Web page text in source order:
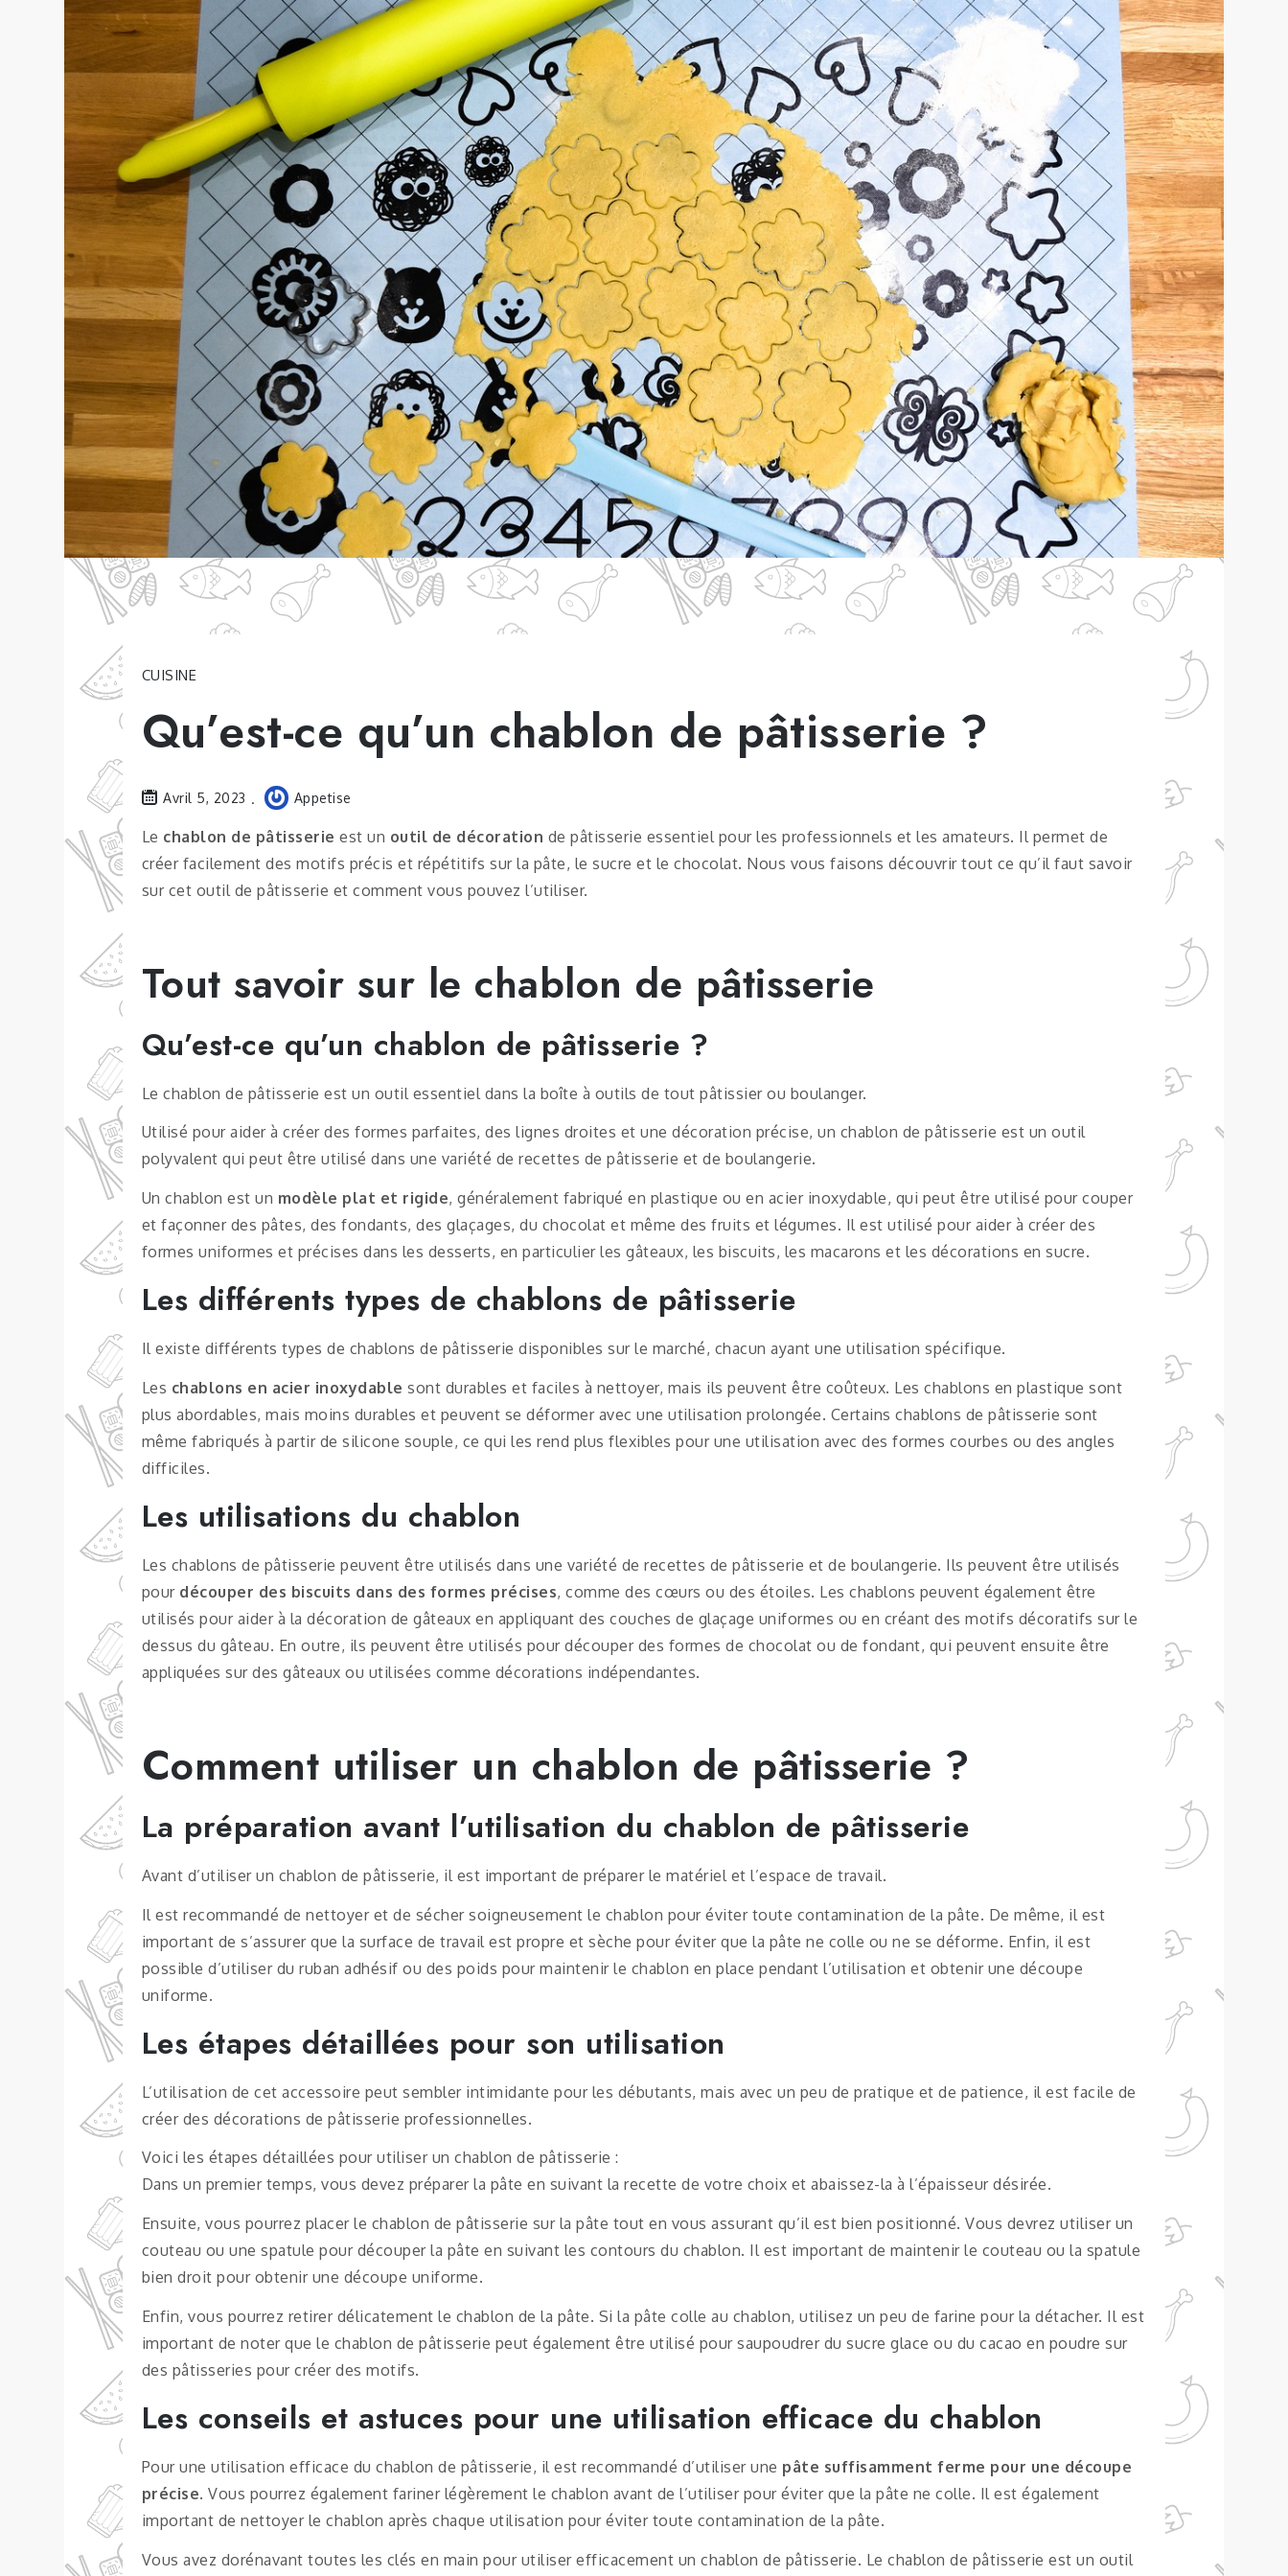
CUISINE
Qu’est-ce qu’un chablon de pâtisserie ?
Avril 5, 2023 Appetise
Le chablon de pâtisserie est un outil de décoration de pâtisserie essentiel pour les professionnels et les amateurs. Il permet de
créer facilement des motifs précis et répétitifs sur la pâte, le sucre et le chocolat. Nous vous faisons découvrir tout ce qu’il faut savoir
sur cet outil de pâtisserie et comment vous pouvez l’utiliser.
Tout savoir sur le chablon de pâtisserie
Qu’est-ce qu’un chablon de pâtisserie ?
Le chablon de pâtisserie est un outil essentiel dans la boîte à outils de tout pâtissier ou boulanger.
Utilisé pour aider à créer des formes parfaites, des lignes droites et une décoration précise, un chablon de pâtisserie est un outil
polyvalent qui peut être utilisé dans une variété de recettes de pâtisserie et de boulangerie.
Un chablon est un modèle plat et rigide, généralement fabriqué en plastique ou en acier inoxydable, qui peut être utilisé pour couper
et façonner des pâtes, des fondants, des glaçages, du chocolat et même des fruits et légumes. Il est utilisé pour aider à créer des
formes uniformes et précises dans les desserts, en particulier les gâteaux, les biscuits, les macarons et les décorations en sucre.
Les différents types de chablons de pâtisserie
Il existe différents types de chablons de pâtisserie disponibles sur le marché, chacun ayant une utilisation spécifique.
Les chablons en acier inoxydable sont durables et faciles à nettoyer, mais ils peuvent être coûteux. Les chablons en plastique sont
plus abordables, mais moins durables et peuvent se déformer avec une utilisation prolongée. Certains chablons de pâtisserie sont
même fabriqués à partir de silicone souple, ce qui les rend plus flexibles pour une utilisation avec des formes courbes ou des angles
difficiles.
Les utilisations du chablon
Les chablons de pâtisserie peuvent être utilisés dans une variété de recettes de pâtisserie et de boulangerie. Ils peuvent être utilisés
pour découper des biscuits dans des formes précises, comme des cœurs ou des étoiles. Les chablons peuvent également être
utilisés pour aider à la décoration de gâteaux en appliquant des couches de glaçage uniformes ou en créant des motifs décoratifs sur le
dessus du gâteau. En outre, ils peuvent être utilisés pour découper des formes de chocolat ou de fondant, qui peuvent ensuite être
appliquées sur des gâteaux ou utilisées comme décorations indépendantes.
Comment utiliser un chablon de pâtisserie ?
La préparation avant l’utilisation du chablon de pâtisserie
Avant d’utiliser un chablon de pâtisserie, il est important de préparer le matériel et l’espace de travail.
Il est recommandé de nettoyer et de sécher soigneusement le chablon pour éviter toute contamination de la pâte. De même, il est
important de s’assurer que la surface de travail est propre et sèche pour éviter que la pâte ne colle ou ne se déforme. Enfin, il est
possible d’utiliser du ruban adhésif ou des poids pour maintenir le chablon en place pendant l’utilisation et obtenir une découpe
uniforme.
Les étapes détaillées pour son utilisation
L’utilisation de cet accessoire peut sembler intimidante pour les débutants, mais avec un peu de pratique et de patience, il est facile de
créer des décorations de pâtisserie professionnelles.
Voici les étapes détaillées pour utiliser un chablon de pâtisserie :
Dans un premier temps, vous devez préparer la pâte en suivant la recette de votre choix et abaissez-la à l’épaisseur désirée.
Ensuite, vous pourrez placer le chablon de pâtisserie sur la pâte tout en vous assurant qu’il est bien positionné. Vous devrez utiliser un
couteau ou une spatule pour découper la pâte en suivant les contours du chablon. Il est important de maintenir le couteau ou la spatule
bien droit pour obtenir une découpe uniforme.
Enfin, vous pourrez retirer délicatement le chablon de la pâte. Si la pâte colle au chablon, utilisez un peu de farine pour la détacher. Il est
important de noter que le chablon de pâtisserie peut également être utilisé pour saupoudrer du sucre glace ou du cacao en poudre sur
des pâtisseries pour créer des motifs.
Les conseils et astuces pour une utilisation efficace du chablon
Pour une utilisation efficace du chablon de pâtisserie, il est recommandé d’utiliser une pâte suffisamment ferme pour une découpe
précise. Vous pourrez également fariner légèrement le chablon avant de l’utiliser pour éviter que la pâte ne colle. Il est également
important de nettoyer le chablon après chaque utilisation pour éviter toute contamination de la pâte.
Vous avez dorénavant toutes les clés en main pour utiliser efficacement un chablon de pâtisserie. Le chablon de pâtisserie est un outil